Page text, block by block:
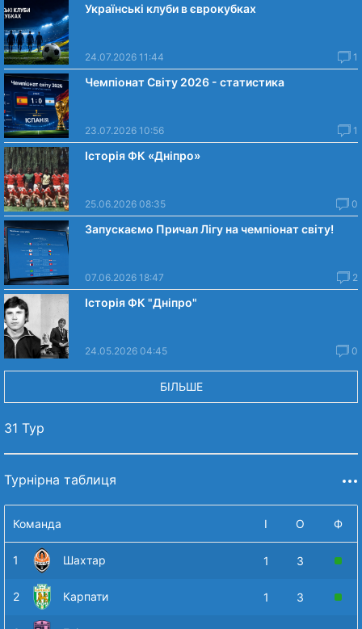
Українські клуби в єврокубках
24.07.2026 11:44 1
Чемпіонат Світу 2026 - статистика
23.07.2026 10:56 1
Історія ФК «Дніпро»
25.06.2026 08:35 0
Запускаємо Причал Лігу на чемпіонат світу!
07.06.2026 18:47 2
Історія ФК "Дніпро"
24.05.2026 04:45 0
БІЛЬШЕ
31 Тур
Турнірна таблиця
Команда І О Ф
1 Шахтар 1 3
2 Карпати 1 3